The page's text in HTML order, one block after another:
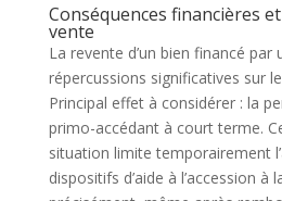
Conséquences financières
vente
La revente d’un bien financé par
répercussions significatives sur
Principal effet à considérer : la
primo-accédant à court terme.
situation limite temporairement
dispositifs d’aide à l’accession à